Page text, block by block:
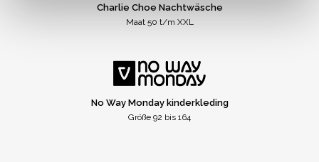
Charlie Choe Nachtwäsche
Maat 50 t/m XXL
No Way Monday kinderkleding
Größe 92 bis 164